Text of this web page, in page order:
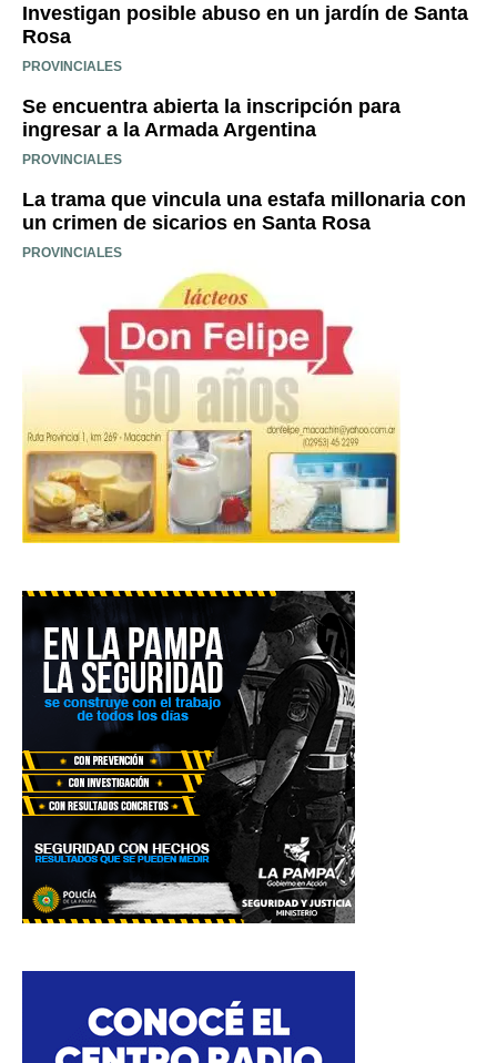
Investigan posible abuso en un jardín de Santa
Rosa
PROVINCIALES
Se encuentra abierta la inscripción para
ingresar a la Armada Argentina
PROVINCIALES
La trama que vincula una estafa millonaria con
un crimen de sicarios en Santa Rosa
PROVINCIALES